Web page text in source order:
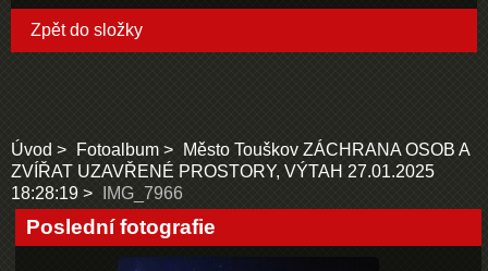
Zpět do složky
Úvod Fotoalbum
Město Touškov ZÁCHRANA OSOB A
ZVÍŘAT UZAVŘENÉ PROSTORY, VÝTAH 27.01.2025
18:28:19
IMG_7966
Poslední fotografie